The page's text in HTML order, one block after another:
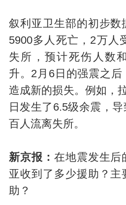
叙利亚卫生部的初步数
5900多人死亡，2万人
失所，预计死伤人数
升。2月6日的强震之
造成新的损失。例如，
日发生了6.5级余震，
百人流离失所。
新京报： 在地震发生后
亚收到了多少援助？主
助？